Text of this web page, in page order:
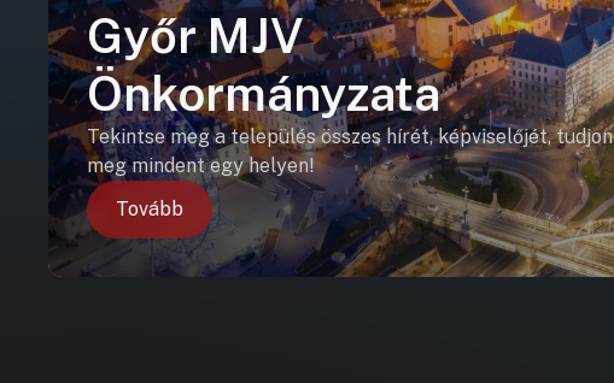
Győr MJV
Önkormányzata
Tekintse meg a település összes hírét, képviselőjét, tudjon
meg mindent egy helyen!
Tovább